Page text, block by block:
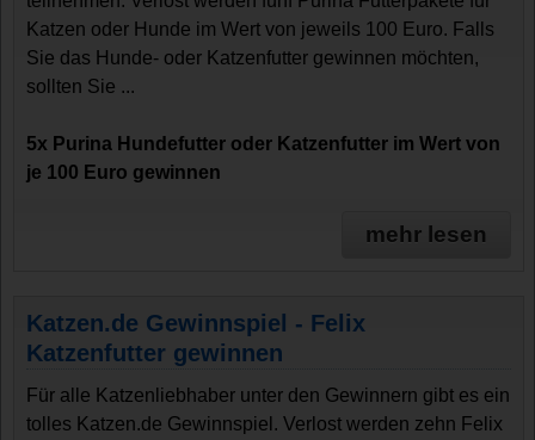
Katzen oder Hunde im Wert von jeweils 100 Euro. Falls
Sie das Hunde- oder Katzenfutter gewinnen möchten,
sollten Sie ...
5x Purina Hundefutter oder Katzenfutter im Wert von
je 100 Euro gewinnen
mehr lesen
Katzen.de Gewinnspiel - Felix
Katzenfutter gewinnen
Für alle Katzenliebhaber unter den Gewinnern gibt es ein
tolles Katzen.de Gewinnspiel. Verlost werden zehn Felix